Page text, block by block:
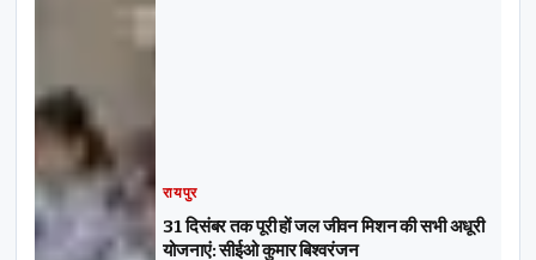
रायपुर
31 दिसंबर तक पूरी हों जल जीवन मिशन की सभी अधूरी
योजनाएं: सीईओ कुमार बिश्वरंजन